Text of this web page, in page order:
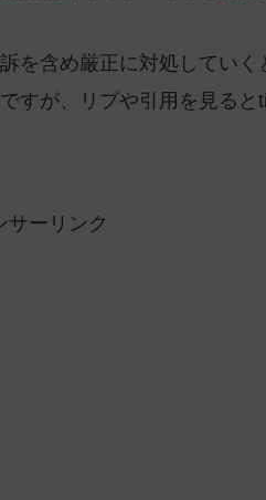
を含め厳正に対処していく
すが、リプや引用を見ると
サーリンク